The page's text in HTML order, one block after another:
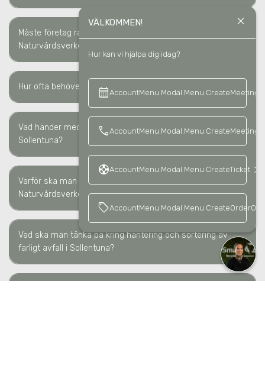
VÄLKOMMEN! close
Hur kan vi hjälpa dig idag?
calendar_monthAccountMenu.Modal.Menu.CreateMeeting
call
supportAccountMenu.Modal.Menu.CreateTicket keyboard_arrow_right
sell
keyboard_arrow_right
Måste företag rapportera farligt avfall till
Naturvårdsverket
keyboard_arrow_right
Hur ofta behöver farligt avfall hämtas
keyboard_arrow_right
Vad händer med farligt avfall efter hämtningi
Sollentuna?
keyboard_arrow_right
Varför ska man rapportera farligt avfall till
Naturvårdsverket?
keyboard_arrow_right
Vad ska man tänka på kring hantering och sortering av
farligt avfall i Sollentuna?